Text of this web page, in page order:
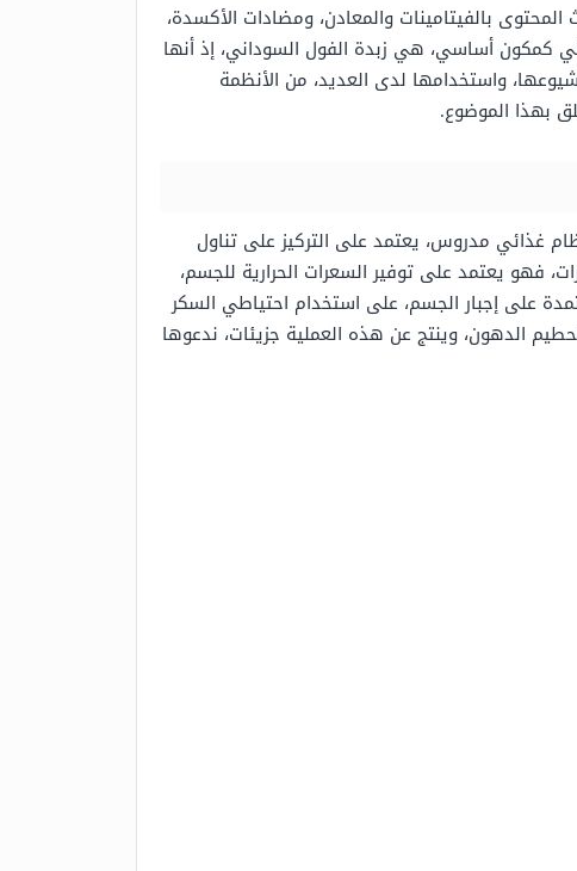
بالفيتامينات والمعادن، ومضادات الأكسدة،
كمكون أساسي، هي زبدة الفول السوداني، إذ أنها
واستخدامها لدى العديد، من الأنظمة
بهذا الموضوع.
غذائي مدروس، يعتمد على التركيز على تناول
فهو يعتمد على توفير السعرات الحرارية للجسم،
على إجبار الجسم، على استخدام احتياطي السكر
الدهون، وينتج عن هذه العملية جزيئات، ندعوها